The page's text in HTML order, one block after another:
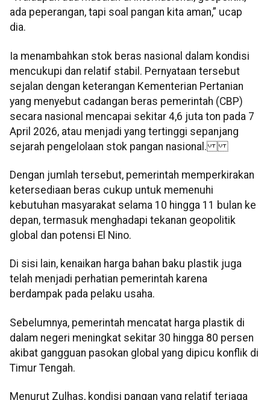
ada peperangan, tapi soal pangan kita aman,” ucap
dia.
Ia menambahkan stok beras nasional dalam kondisi
mencukupi dan relatif stabil. Pernyataan tersebut
sejalan dengan keterangan Kementerian Pertanian
yang menyebut cadangan beras pemerintah (CBP)
secara nasional mencapai sekitar 4,6 juta ton pada 7
April 2026, atau menjadi yang tertinggi sepanjang
sejarah pengelolaan stok pangan nasional.
Dengan jumlah tersebut, pemerintah memperkirakan
ketersediaan beras cukup untuk memenuhi
kebutuhan masyarakat selama 10 hingga 11 bulan ke
depan, termasuk menghadapi tekanan geopolitik
global dan potensi El Nino.
Di sisi lain, kenaikan harga bahan baku plastik juga
telah menjadi perhatian pemerintah karena
berdampak pada pelaku usaha.
Sebelumnya, pemerintah mencatat harga plastik di
dalam negeri meningkat sekitar 30 hingga 80 persen
akibat gangguan pasokan global yang dipicu konflik di
Timur Tengah.
Menurut Zulhas, kondisi pangan yang relatif terjaga